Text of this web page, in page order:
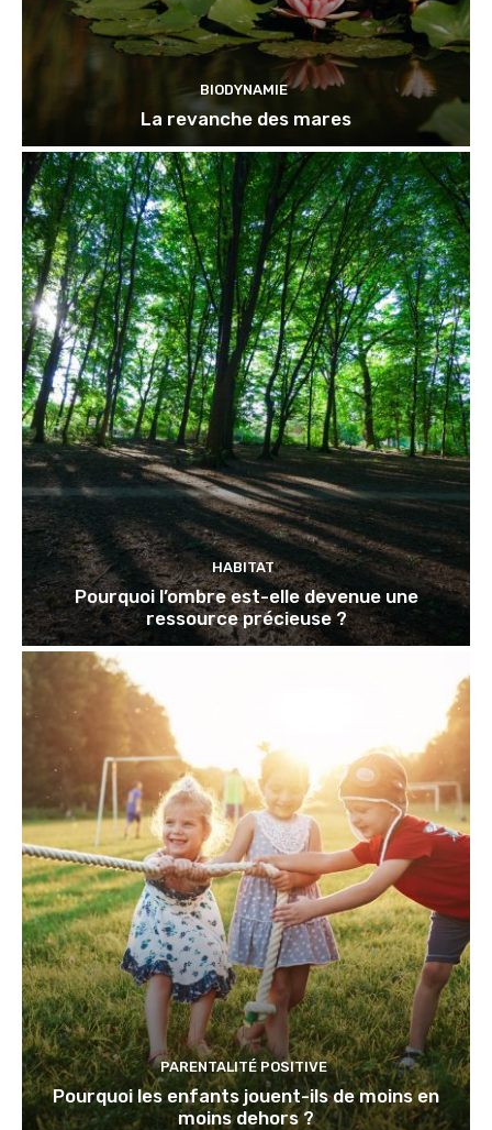
BIODYNAMIE
La revanche des mares
HABITAT
Pourquoi l’ombre est-elle devenue une
ressource précieuse ?
PARENTALITÉ POSITIVE
Pourquoi les enfants jouent-ils de moins en
moins dehors ?